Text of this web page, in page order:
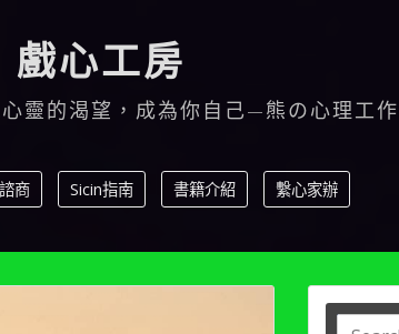
戲心工房
靈的渴望，成為你自己—熊の心理工
商 Sicin指南 書籍介紹 繫心家辦
Search